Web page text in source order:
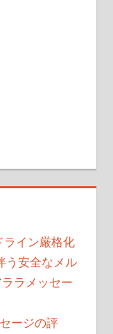
イン厳格化
う安全なメル
ラメッセー
ージの評